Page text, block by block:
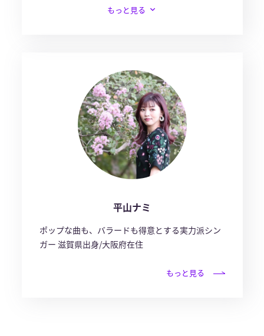
もっと見る
平山ナミ
ポップな曲も、バラードも得意とする実力派シン
ガー 滋賀県出身/大阪府在住
もっと見る